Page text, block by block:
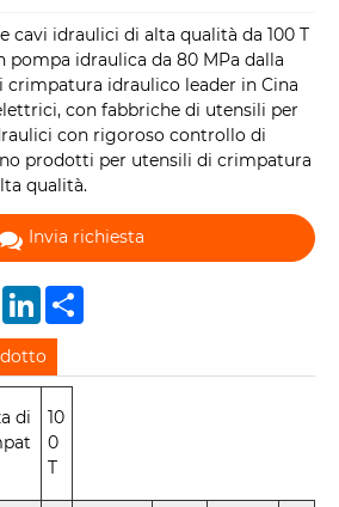
cavi idraulici di alta qualità da 100 T
pompa idraulica da 80 MPa dalla
crimpatura idraulico leader in Cina
con fabbriche di utensili per
con rigoroso controllo di
prodotti per utensili di crimpatura
qualità.
Invia richiesta
PinterestLinkedIn
di
10
0
T